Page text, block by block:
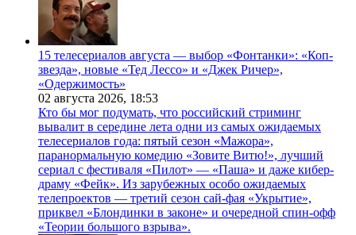
15 телесериалов августа — выбор «Фонтанки»: «Коп-
звезда», новые «Тед Лессо» и «Джек Ричер»,
«Одержимость»
02 августа 2026, 18:53
Кто бы мог подумать, что российский стриминг
вывалит в середине лета одни из самых ожидаемых
телесериалов года: пятый сезон «Мажора»,
паранормальную комедию «Зовите Витю!», лучший
сериал с фестиваля «Пилот» — «Паша» и даже кибер-
драму «Фейк». Из зарубежных особо ожидаемых
телепроектов — третий сезон сай-фая «Укрытие»,
приквел «Блондинки в законе» и очередной спин-офф
«Теории большого взрыва».